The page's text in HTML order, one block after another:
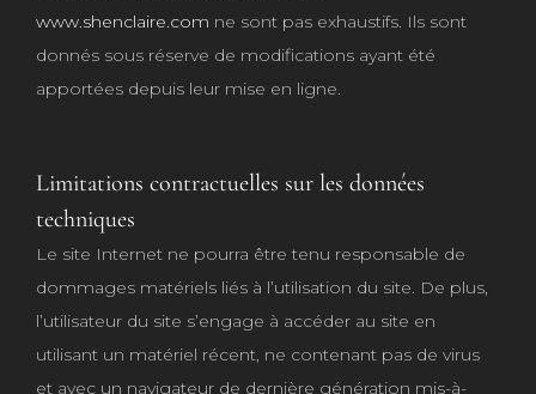
www.shenclaire.com ne sont pas exhaustifs. Ils sont
donnés sous réserve de modifications ayant été
apportées depuis leur mise en ligne.
Limitations contractuelles sur les données
techniques
Le site Internet ne pourra être tenu responsable de
dommages matériels liés à l’utilisation du site. De plus,
l’utilisateur du site s’engage à accéder au site en
utilisant un matériel récent, ne contenant pas de virus
et avec un navigateur de dernière génération mis-à-